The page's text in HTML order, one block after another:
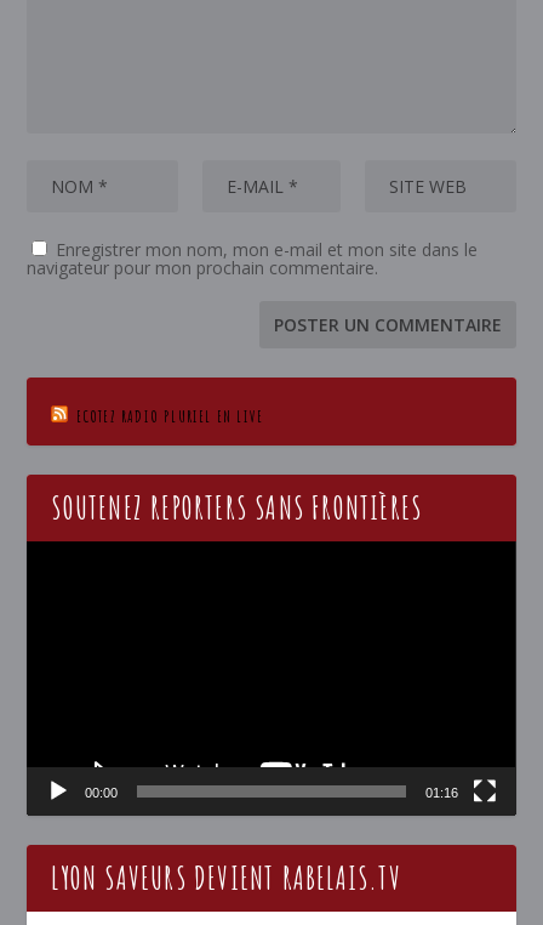
Enregistrer mon nom, mon e-mail et mon site dans le
navigateur pour mon prochain commentaire.
ECOTEZ RADIO PLURIEL EN LIVE
SOUTENEZ REPORTERS SANS FRONTIÈRES
00:00 01:16
LYON SAVEURS DEVIENT RABELAIS.TV